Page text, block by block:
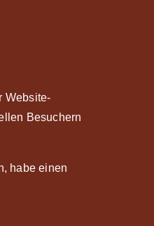
Website-
Besuchern
habe einen